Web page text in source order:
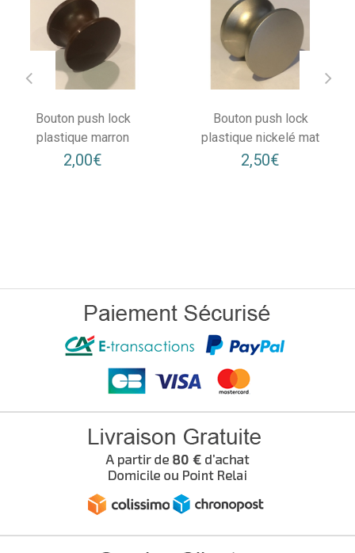
Bouton push lock
plastique marron
2,00€
Bouton push lock
plastique nickelé mat
2,50€